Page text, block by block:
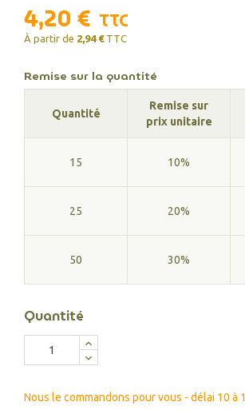
4,20 € TTC
À partir de 2,94 € TTC
Remise sur la quantité
Quantité
Remise sur
prix unitaire
15 10%
25 20%
50 30%
Quantité
Nous le commandons pour vous - délai 10 à